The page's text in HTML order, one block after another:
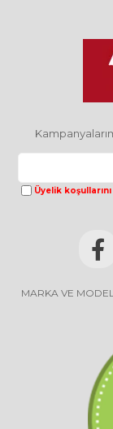
Üyelik koşullarını
MARKA VE